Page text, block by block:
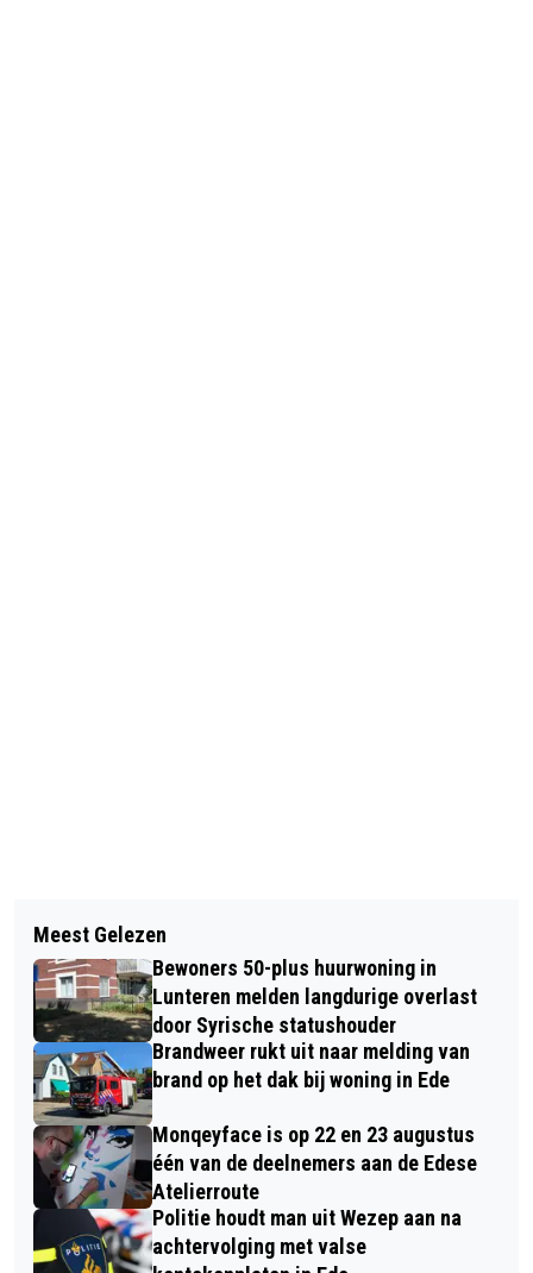
BRAND IN BOSPERCEEL BIJ
RECREATIEPARK IN BENNEKOM
90 KILOMETER LANG NETWERKEN OP
DE TWEEWIELER
Meest Gelezen
Bewoners 50-plus huurwoning in
Lunteren melden langdurige overlast
door Syrische statushouder
Brandweer rukt uit naar melding van
brand op het dak bij woning in Ede
Monqeyface is op 22 en 23 augustus
één van de deelnemers aan de Edese
Atelierroute
Politie houdt man uit Wezep aan na
achtervolging met valse